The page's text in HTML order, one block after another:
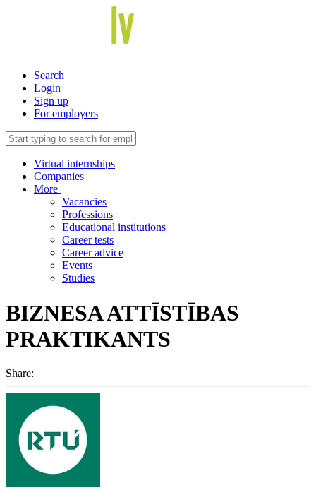
Search
Login
Sign up
For employers
Virtual internships
Companies
More
Vacancies
Professions
Educational institutions
Career tests
Career advice
Events
Studies
BIZNESA ATTĪSTĪBAS
PRAKTIKANTS
Share: